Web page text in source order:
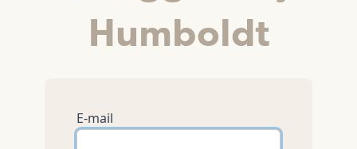
Humboldt
E-mail